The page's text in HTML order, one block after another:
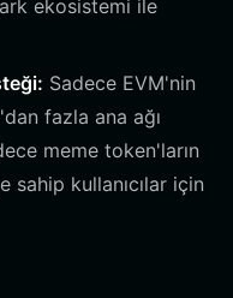
ekosistemi ile
Sadece EVM'nin
fazla ana ağı
meme token'ların
kullanıcılar için